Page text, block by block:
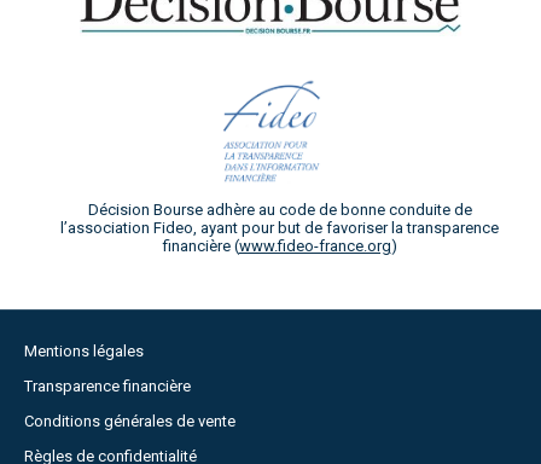
Décision Bourse adhère au code de bonne conduite de
l’association Fideo, ayant pour but de favoriser la transparence
financière (www.fideo-france.org)
Mentions légales
Transparence financière
Conditions générales de vente
Règles de confidentialité